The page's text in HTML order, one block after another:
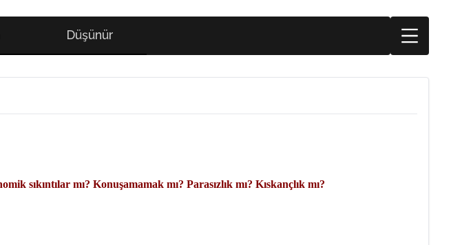
Düşünür
sıkıntılar mı? Konuşamamak mı? Parasızlık mı? Kıskançlık mı?